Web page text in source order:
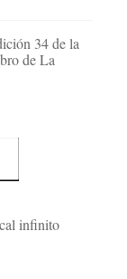
34 de la
de La
infinito